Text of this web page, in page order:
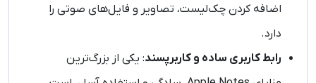
اضافه کردن چک‌لیست، تصاویر و فایل‌های صوتی را
دارد.
رابط کاربری ساده و کاربرپسند: یکی از بزرگ‌ترین